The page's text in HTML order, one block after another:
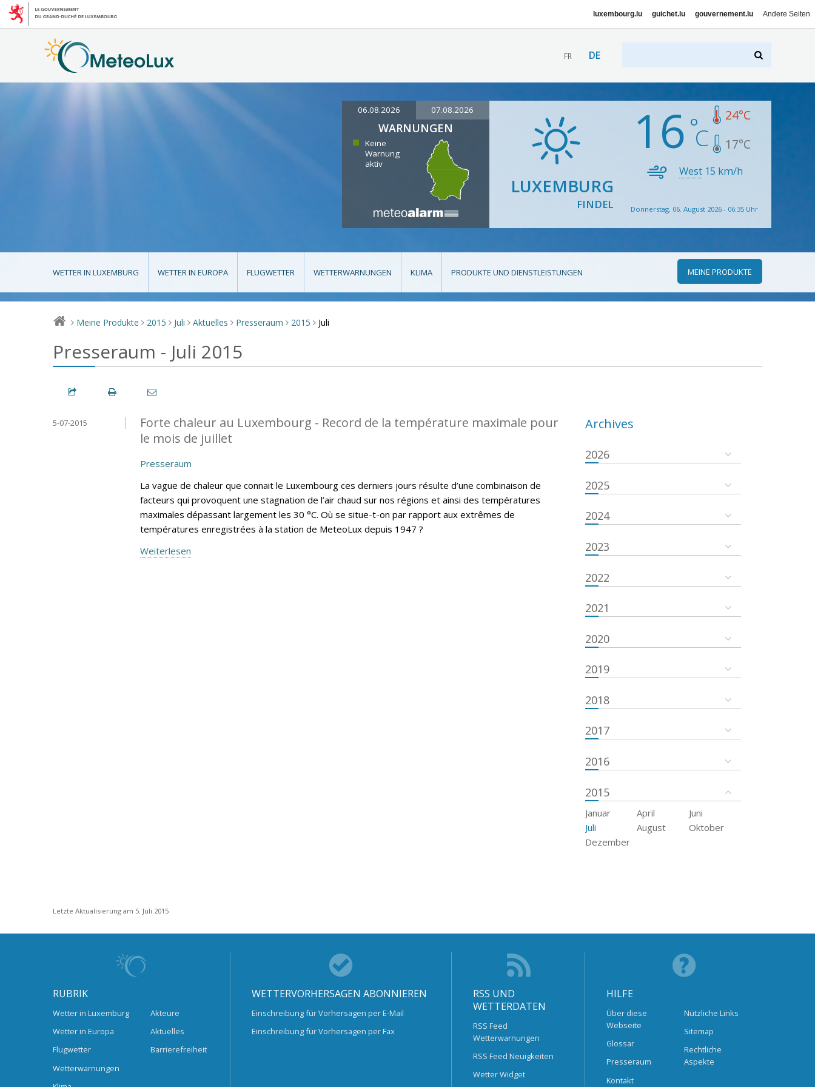
luxembourg.lu guichet.lu gouvernement.lu Andere Seiten
FR DE
06.08.2026 07.08.2026
WARNUNGEN
Keine
Warnung
aktiv
LUXEMBURG
FINDEL
16 24°C
17°C
West 15 km/h
Donnerstag, 06. August 2026 - 06:35 Uhr
WETTER IN LUXEMBURG WETTER IN EUROPA FLUGWETTER WETTERWARNUNGEN KLIMA PRODUKTE UND DIENSTLEISTUNGEN MEINE PRODUKTE
> Meine Produkte > 2015 > Juli > Aktuelles > Presseraum > 2015 > Juli
Presseraum - Juli 2015
Forte chaleur au Luxembourg - Record de la température maximale pour
le mois de juillet
5-07-2015
Presseraum
La vague de chaleur que connait le Luxembourg ces derniers jours résulte d’une combinaison de
facteurs qui provoquent une stagnation de l’air chaud sur nos régions et ainsi des températures
maximales dépassant largement les 30 °C. Où se situe-t-on par rapport aux extrêmes de
températures enregistrées à la station de MeteoLux depuis 1947 ?
Weiterlesen
Archives
2026
2025
2024
2023
2022
2021
2020
2019
2018
2017
2016
2015
Januar April
Juni
Juli
August
Oktober
Dezember
Letzte Aktualisierung am 5. Juli 2015
RUBRIK
Wetter in Luxemburg
Wetter in Europa
Flugwetter
Wetterwarnungen
Akteure
Aktuelles
Barrierefreiheit
WETTERVORHERSAGEN ABONNIEREN
Einschreibung für Vorhersagen per E-Mail
Einschreibung für Vorhersagen per Fax
RSS UND
WETTERDATEN
RSS Feed
Wetterwarnungen
RSS Feed Neuigkeiten
Wetter Widget
HILFE
Über diese
Webseite
Glossar
Presseraum
Kontakt
Nützliche Links
Sitemap
Rechtliche
Aspekte